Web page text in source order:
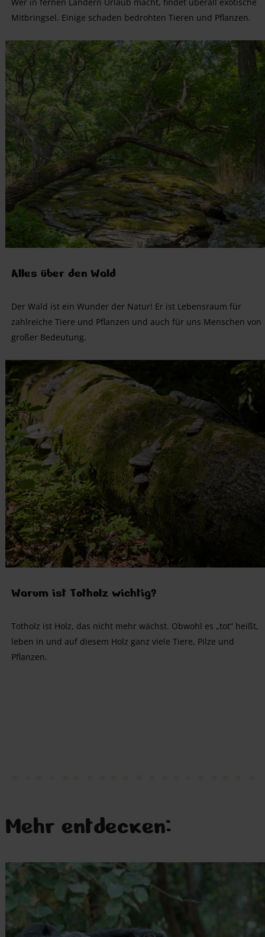
Mitbringsel. Einige schaden bedrohten Tieren und Pflanzen.
Alles über den Wald
Der Wald ist ein Wunder der Natur! Er ist Lebensraum für
zahlreiche Tiere und Pflanzen und auch für uns Menschen von
großer Bedeutung.
Warum ist Totholz wichtig?
Totholz ist Holz, das nicht mehr wächst. Obwohl es „tot“ heißt,
leben in und auf diesem Holz ganz viele Tiere, Pilze und
Pflanzen.
Mehr entdecken: